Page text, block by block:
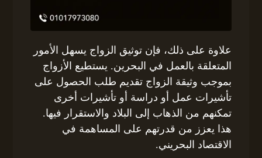
علاوة على ذلك، فإن توثيق الزواج يسهل الأمور
المتعلقة بالعمل في البحرين. يستطيع الأزواج
بموجب وثيقة الزواج تقديم طلب الحصول على
تأشيرات عمل أو دراسة أو تأشيرات أخرى
تمكنهم من الذهاب إلى البلاد والاستقرار فيها.
هذا يعزز من قدرتهم على المساهمة في
الاقتصاد البحريني.